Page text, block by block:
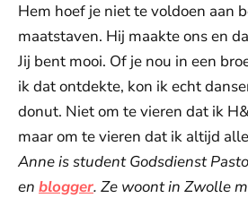
Hem hoef je niet te voldoen aan
maatstaven. Hij maakte ons en
Jij bent mooi. Of je nou in een
ik dat ontdekte, kon ik echt
donut. Niet om te vieren dat ik
maar om te vieren dat ik altijd
Anne is student Godsdienst
en blogger. Ze woont in Zwolle